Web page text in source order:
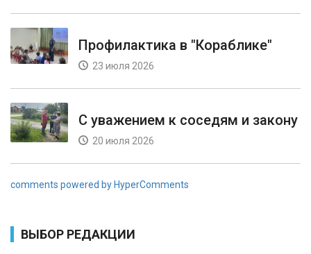
Профилактика в "Кораблике"
23 июля 2026
С уважением к соседям и закону
20 июля 2026
comments powered by HyperComments
ВЫБОР РЕДАКЦИИ